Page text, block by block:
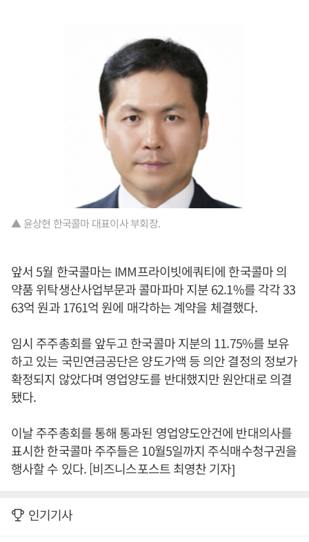
▲ 윤상현 한국콜마 대표이사 부회장.
앞서 5월 한국콜마는 IMM프라이빗에쿼티에 한국콜마 의
약품 위탁생산사업부문과 콜마파마 지분 62.1%를 각각 33
63억 원과 1761억 원에 매각하는 계약을 체결했다.
임시 주주총회를 앞두고 한국콜마 지분의 11.75%를 보유
하고 있는 국민연금공단은 양도가액 등 의안 결정의 정보가
확정되지 않았다며 영업양도를 반대했지만 원안대로 의결
됐다.
이날 주주총회를 통해 통과된 영업양도안건에 반대의사를
표시한 한국콜마 주주들은 10월5일까지 주식매수청구권을
행사할 수 있다. [비즈니스포스트 최영찬 기자]
인기기사